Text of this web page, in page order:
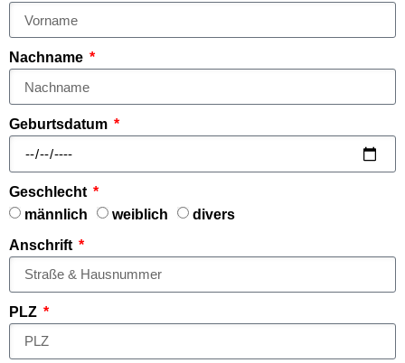
Nachname
Geburtsdatum
Geschlecht
männlich
weiblich
divers
Anschrift
PLZ